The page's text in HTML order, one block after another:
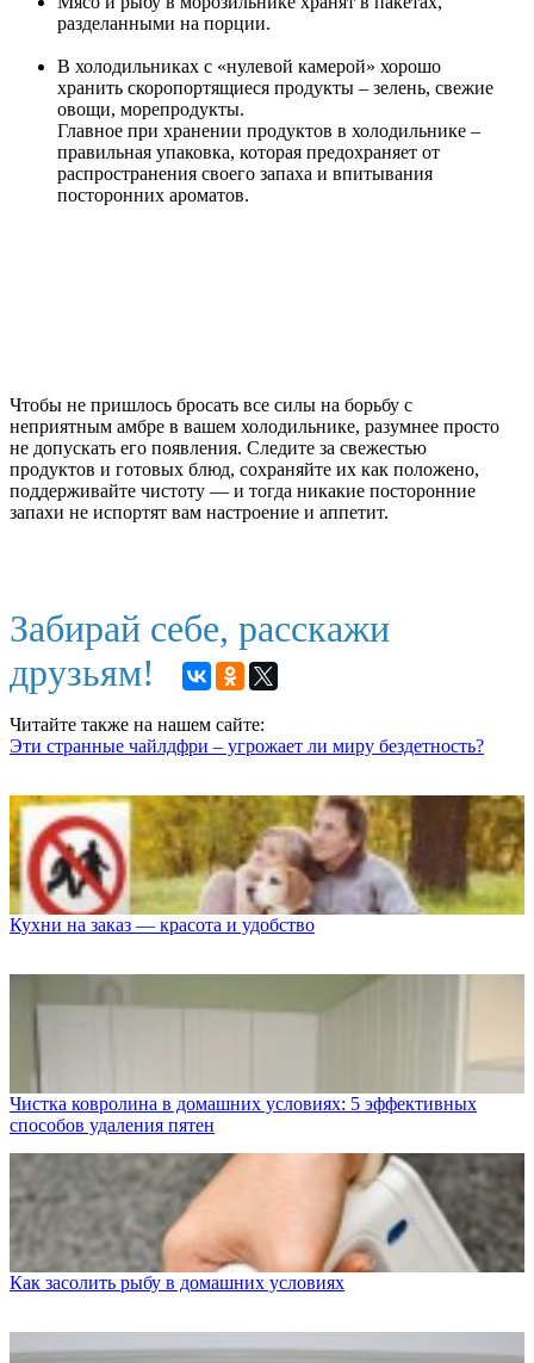
разделанными на порции.
В холодильниках с «нулевой камерой» хорошо
хранить скоропортящиеся продукты – зелень, свежие
овощи, морепродукты.
Главное при хранении продуктов в холодильнике –
правильная упаковка, которая предохраняет от
распространения своего запаха и впитывания
посторонних ароматов.
Чтобы не пришлось бросать все силы на борьбу с
неприятным амбре в вашем холодильнике, разумнее просто
не допускать его появления. Следите за свежестью
продуктов и готовых блюд, сохраняйте их как положено,
поддерживайте чистоту — и тогда никакие посторонние
запахи не испортят вам настроение и аппетит.
Забирай себе, расскажи
друзьям!
Читайте также на нашем сайте:
Эти странные чайлдфри – угрожает ли миру бездетность?
Кухни на заказ — красота и удобство
Чистка ковролина в домашних условиях: 5 эффективных
способов удаления пятен
Как засолить рыбу в домашних условиях